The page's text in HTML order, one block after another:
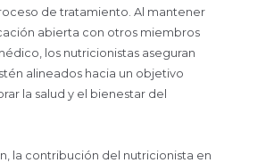
de tratamiento. Al mantener
abierta con otros miembros
los nutricionistas aseguran
alineados hacia un objetivo
la salud y el bienestar del
la contribución del nutricionista en